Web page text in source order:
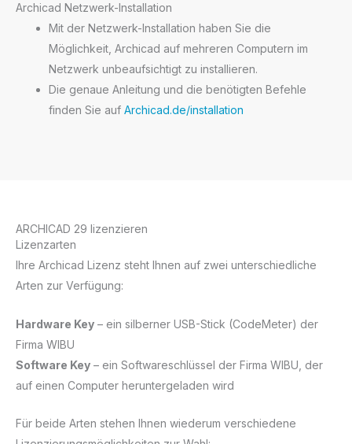
Archicad Netzwerk-Installation
Mit der Netzwerk-Installation haben Sie die
Möglichkeit, Archicad auf mehreren Computern im
Netzwerk unbeaufsichtigt zu installieren.
Die genaue Anleitung und die benötigten Befehle
finden Sie auf Archicad.de/installation
ARCHICAD 29 lizenzieren
Lizenzarten
Ihre Archicad Lizenz steht Ihnen auf zwei unterschiedliche
Arten zur Verfügung:
Hardware Key – ein silberner USB-Stick (CodeMeter) der
Firma WIBU
Software Key – ein Softwareschlüssel der Firma WIBU, der
auf einen Computer heruntergeladen wird
Für beide Arten stehen Ihnen wiederum verschiedene